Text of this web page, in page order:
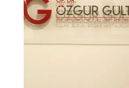
Tüm Doktorlar
Tüm doktorları göster